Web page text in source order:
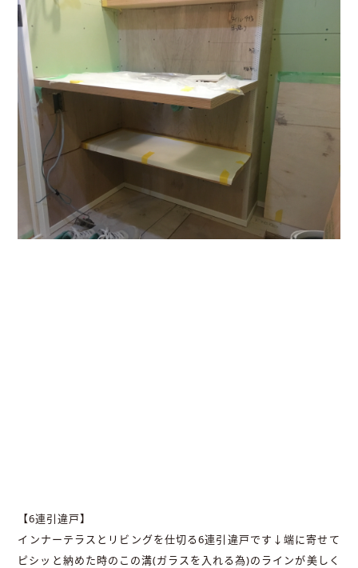
【6連引違戸】
インナーテラスとリビングを仕切る6連引違戸です↓端に寄せて
ピシッと納めた時のこの溝(ガラスを入れる為)のラインが美しく